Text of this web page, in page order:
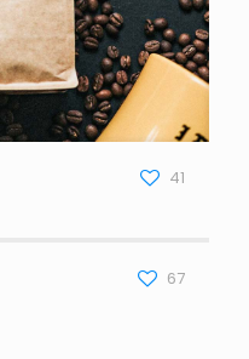
41
67